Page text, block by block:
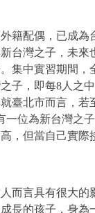
配偶，已成為
台灣之子，未來
集中實習期間，
子，即每8 人之
臺北市而言，若
一位為新台灣之
，但當自己實際
言具有很大的
長的孩子，身為